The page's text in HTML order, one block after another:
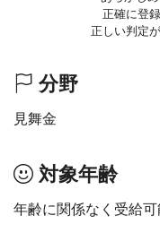
正確に登
正しい判定
分野
見舞金
対象年齢
年齢に関係なく受給可